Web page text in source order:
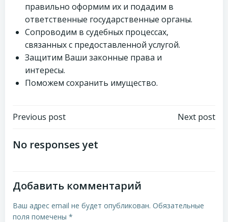
правильно оформим их и подадим в
ответственные государственные органы.
Сопроводим в судебных процессах,
связанных с предоставленной услугой.
Защитим Ваши законные права и
интересы.
Поможем сохранить имущество.
Навигация
по
Previous post
Навигация
Next post
No responses yet
Добавить комментарий
Ваш адрес email не будет опубликован. Обязательные
поля помечены *